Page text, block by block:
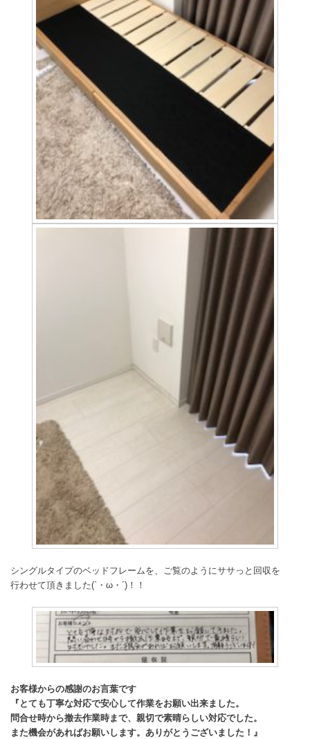
シングルタイプのベッドフレームを、ご覧のようにササっと回収を
行わせて頂きました(`・ω・´)！！
お客様からの感謝のお言葉です
『とても丁寧な対応で安心して作業をお願い出来ました。
問合せ時から撤去作業時まで、親切で素晴らしい対応でした。
また機会があればお願いします。ありがとうございました！』